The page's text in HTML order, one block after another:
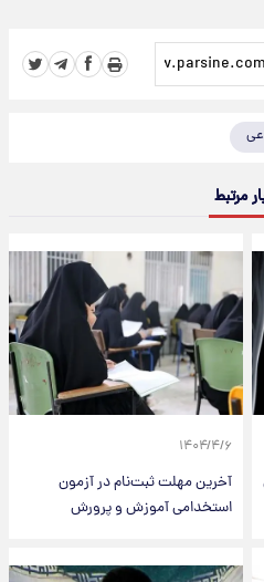
مرتبط
۱۴۰۴/۴/۶
آخرین مهلت ثبت‌نام در آزمون
استخدامی آموزش و پرورش